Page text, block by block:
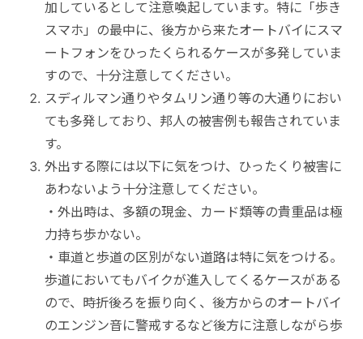
加しているとして注意喚起しています。特に「歩き
スマホ」の最中に、後方から来たオートバイにスマ
ートフォンをひったくられるケースが多発していま
すので、十分注意してください。
スディルマン通りやタムリン通り等の大通りにおい
ても多発しており、邦人の被害例も報告されていま
す。
外出する際には以下に気をつけ、ひったくり被害に
あわないよう十分注意してください。
・外出時は、多額の現金、カード類等の貴重品は極
力持ち歩かない。
・車道と歩道の区別がない道路は特に気をつける。
歩道においてもバイクが進入してくるケースがある
ので、時折後ろを振り向く、後方からのオートバイ
のエンジン音に警戒するなど後方に注意しながら歩
サポート